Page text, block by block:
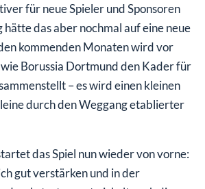
für neue Spieler und Sponsoren
hätte das aber nochmal auf eine neue
kommenden Monaten wird vor
Borussia Dortmund den Kader für
– es wird einen kleinen
durch den Weggang etablierter
das Spiel nun wieder von vorne:
gut verstärken und in der